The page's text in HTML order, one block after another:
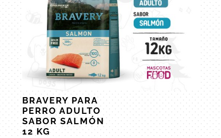
BRAVERY PARA
PERRO ADULTO
SABOR SALMÓN
12 KG